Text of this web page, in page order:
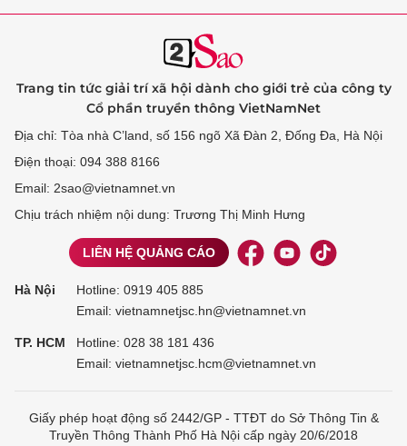
Trang tin tức giải trí xã hội dành cho giới trẻ của công ty
Cổ phần truyền thông VietNamNet
Địa chỉ: Tòa nhà C’land, số 156 ngõ Xã Đàn 2, Đống Đa, Hà Nội
Điện thoại: 094 388 8166
Email: 2sao@vietnamnet.vn
Chịu trách nhiệm nội dung: Trương Thị Minh Hưng
LIÊN HỆ QUẢNG CÁO
Hà Nội Hotline: 0919 405 885
Email: vietnamnetjsc.hn@vietnamnet.vn
TP. HCM Hotline: 028 38 181 436
Email: vietnamnetjsc.hcm@vietnamnet.vn
Giấy phép hoạt động số 2442/GP - TTĐT do Sở Thông Tin &
Truyền Thông Thành Phố Hà Nội cấp ngày 20/6/2018